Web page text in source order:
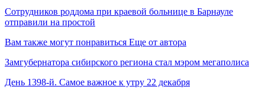
Сотрудников роддома при краевой больнице в Барнауле
отправили на простой
Вам также могут понравиться Еще от автора
Замгубернатора сибирского региона стал мэром мегаполиса
День 1398-й. Самое важное к утру 22 декабря